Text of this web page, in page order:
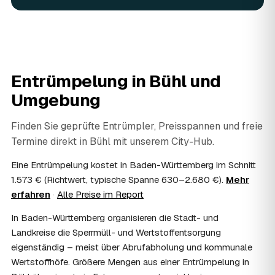
06 Ist eine Entrümpelung steuerlich absetzbar?
geht und Sie die Rechnung per Überweisung begleichen.
AWL Zentrum vermittelt nur die Entrümpler und ersetzt
keine Steuerberatung — die konkrete Anrechnung klären
07 Übernimmt das Sozialamt oder Jobcenter die
Kosten?
Im Einzelfall ist das möglich — etwa bei einer
Wohnungsauflösung im Rahmen von Sozialhilfe oder
einem vom Amt veranlassten Umzug. Wichtig: Den Antrag
stellen Sie vor Auftragserteilung beim zuständigen Amt
Zentrum vermittelt die Entrümpler, entscheidet aber nicht
über die Kostenübernahme.
08 Bekomme ich einen Entsorgungsnachweis?
Ja. Die Partner entsorgen über zugelassene Höfe und
Entrümpelung in Bühlund
Umgebung
Finden Sie geprüfte Entrümpler, Preisspannen und freie
Termine direkt in Bühl mit unserem City-Hub.
Eine Entrümpelung kostet in Baden-Württemberg im Schnitt
1.573 € (Richtwert, typische Spanne 630–2.680 €). Mehr
erfahren · Alle Preise im Report
In Baden-Württemberg organisieren die Stadt- und
Landkreise die Sperrmüll- und Wertstoffentsorgung
eigenständig – meist über Abrufabholung und kommunale
Wertstoffhöfe. Größere Mengen aus einer Entrümpelung in